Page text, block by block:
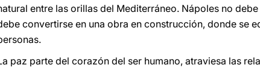
entre las orillas del Mediterráneo. Nápoles no
convertirse en una obra en construcción, donde se
paz parte del corazón del ser humano, atraviesa las